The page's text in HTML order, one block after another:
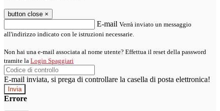
button close ×
E-mail Verrà inviato un messaggio
all'indirizzo indicato con le istruzioni necessarie.
Non hai una e-mail associata al nome utente? Effettua il reset della password
tramite la Login Spaggiari
E-mail inviata, si prega di controllare la casella di posta elettronica!
Errore